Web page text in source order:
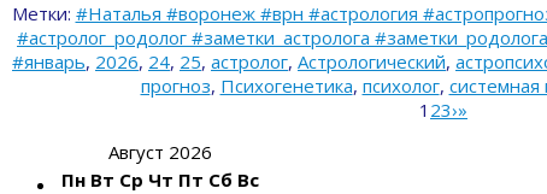
Метки: #Наталья #воронеж #врн #астрология
#астролог_родолог #заметки_астролога
#январь, 2026, 24, 25, астролог, Астрологический,
прогноз, Психогенетика, психолог, системная
1 23›»
Август 2026
Пн Вт Ср Чт Пт Сб Вс